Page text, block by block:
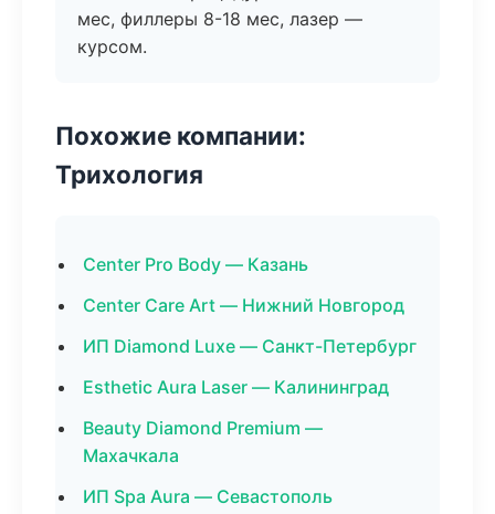
мес, филлеры 8-18 мес, лазер —
курсом.
Похожие компании:
Трихология
Center Pro Body — Казань
Center Care Art — Нижний Новгород
ИП Diamond Luxe — Санкт-Петербург
Esthetic Aura Laser — Калининград
Beauty Diamond Premium —
Махачкала
ИП Spa Aura — Севастополь